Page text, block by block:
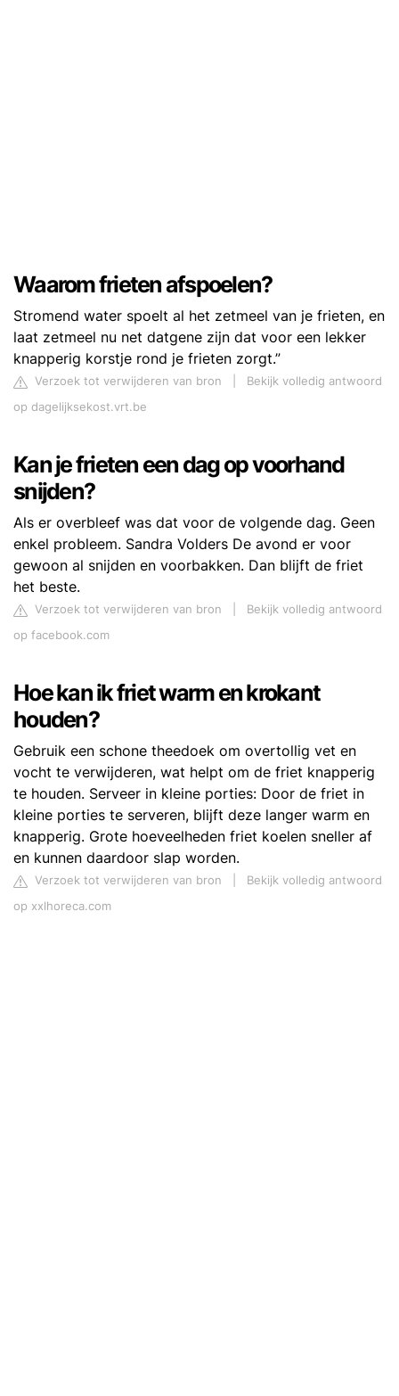
Waarom frieten afspoelen?
Stromend water spoelt al het zetmeel van je frieten, en
laat zetmeel nu net datgene zijn dat voor een lekker
knapperig korstje rond je frieten zorgt.”
Verzoek tot verwijderen van bron
Bekijk volledig antwoord
op dagelijksekost.vrt.be
Kan je frieten een dag op voorhand
snijden?
Als er overbleef was dat voor de volgende dag. Geen
enkel probleem. Sandra Volders De avond er voor
gewoon al snijden en voorbakken. Dan blijft de friet
het beste.
Verzoek tot verwijderen van bron
Bekijk volledig antwoord
op facebook.com
Hoe kan ik friet warm en krokant
houden?
Gebruik een schone theedoek om overtollig vet en
vocht te verwijderen, wat helpt om de friet knapperig
te houden. Serveer in kleine porties: Door de friet in
kleine porties te serveren, blijft deze langer warm en
knapperig. Grote hoeveelheden friet koelen sneller af
en kunnen daardoor slap worden.
Verzoek tot verwijderen van bron
Bekijk volledig antwoord
op xxlhoreca.com